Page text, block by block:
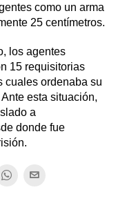
como un arma
25 centímetros.
los agentes
15 requisitorias
cuales ordenaba su
esta situación,
a
donde fue